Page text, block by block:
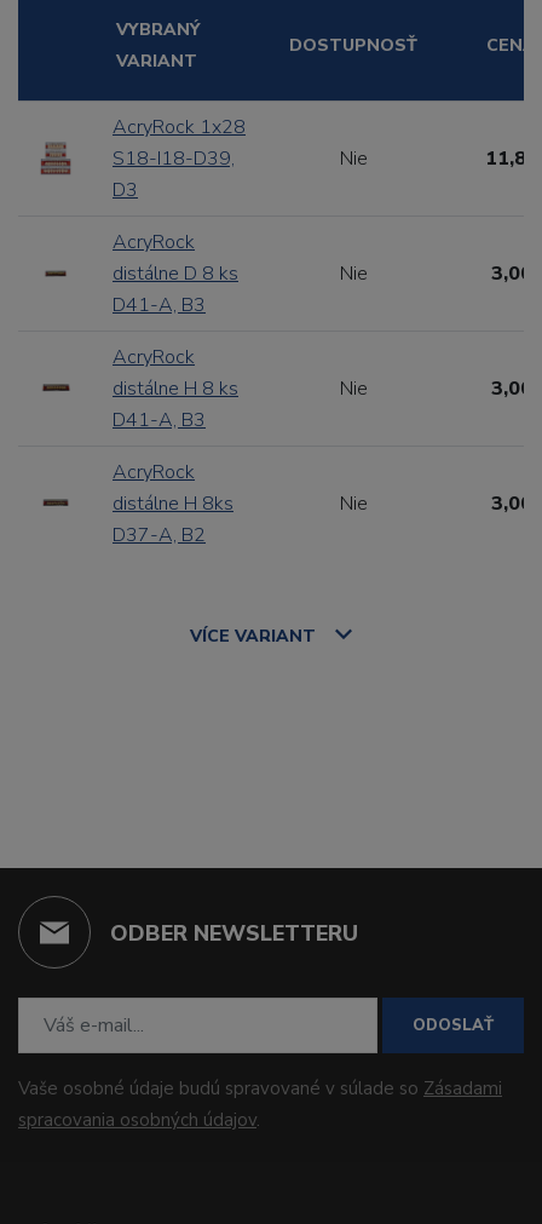
VYBRANÝ
VARIANT
DOSTUPNOSŤ CENA
AcryRock 1x28
S18-I18-D39,
D3
Nie
AcryRock
distálne D 8 ks
D41-A, B3
Nie 3,00
AcryRock
distálne H 8 ks
D41-A, B3
Nie 3,00
AcryRock
distálne H 8ks
D37-A, B2
Nie 3,00
VÍCE VARIANT
ODBER NEWSLETTERU
ODOSLAŤ
Vaše osobné údaje budú spravované v súlade so Zásadami
spracovania osobných údajov.